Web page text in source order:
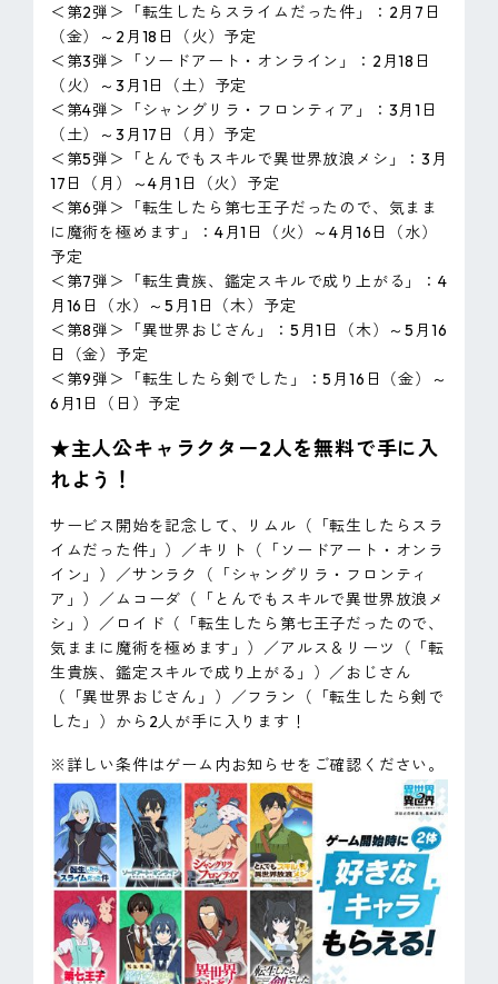
＜第2弾＞「転生したらスライムだった件」：2月7日
（金）～2月18日（火）予定
＜第3弾＞「ソードアート・オンライン」：2月18日
（火）～3月1日（土）予定
＜第4弾＞「シャングリラ・フロンティア」：3月1日
（土）～3月17日（月）予定
＜第5弾＞「とんでもスキルで異世界放浪メシ」：3月
17日（月）～4月1日（火）予定
＜第6弾＞「転生したら第七王子だったので、気まま
に魔術を極めます」：4月1日（火）～4月16日（水）
予定
＜第7弾＞「転生貴族、鑑定スキルで成り上がる」：4
月16日（水）～5月1日（木）予定
＜第8弾＞「異世界おじさん」：5月1日（木）～5月16
日（金）予定
＜第9弾＞「転生したら剣でした」：5月16日（金）～
6月1日（日）予定
★主人公キャラクター2人を無料で手に入
れよう！
サービス開始を記念して、リムル（「転生したらスラ
イムだった件」）／キリト（「ソードアート・オンラ
イン」）／サンラク（「シャングリラ・フロンティ
ア」）／ムコーダ（「とんでもスキルで異世界放浪メ
シ」）／ロイド（「転生したら第七王子だったので、
気ままに魔術を極めます」）／アルス＆リーツ（「転
生貴族、鑑定スキルで成り上がる」）／おじさん
（「異世界おじさん」）／フラン（「転生したら剣で
した」）から2人が手に入ります！
※詳しい条件はゲーム内お知らせをご確認ください。